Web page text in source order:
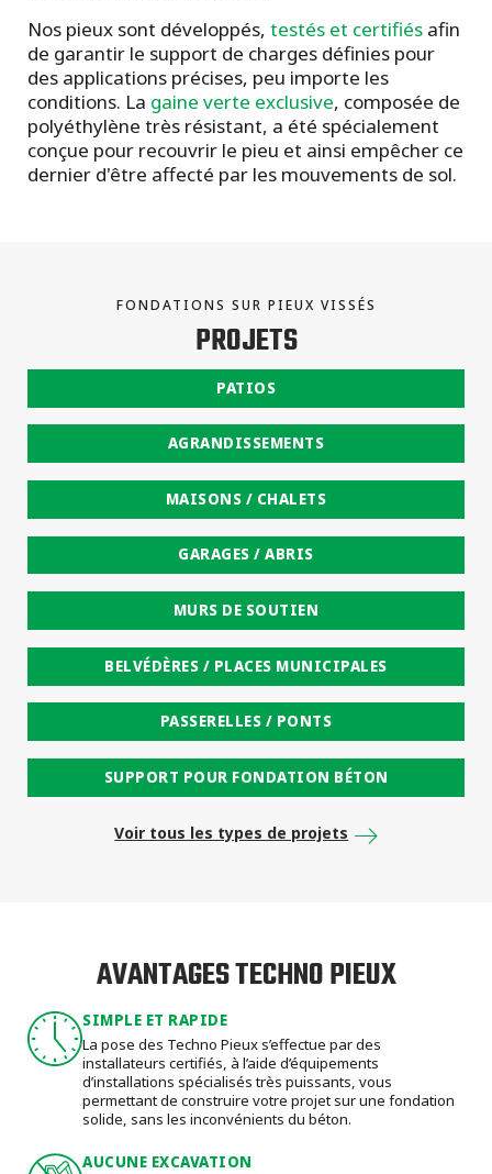
Nos pieux sont développés, testés et certifiés afin
de garantir le support de charges définies pour
des applications précises, peu importe les
conditions. La gaine verte exclusive, composée de
polyéthylène très résistant, a été spécialement
conçue pour recouvrir le pieu et ainsi empêcher ce
dernier d'être affecté par les mouvements de sol.
FONDATIONS SUR PIEUX VISSÉS
PROJETS
PATIOS
AGRANDISSEMENTS
MAISONS / CHALETS
GARAGES / ABRIS
MURS DE SOUTIEN
BELVÉDÈRES / PLACES MUNICIPALES
PASSERELLES / PONTS
SUPPORT POUR FONDATION BÉTON
Voir tous les types de projets
AVANTAGES TECHNO PIEUX
SIMPLE ET RAPIDE
La pose des Techno Pieux s’effectue par des
installateurs certifiés, à l’aide d’équipements
d’installations spécialisés très puissants, vous
permettant de construire votre projet sur une fondation
solide, sans les inconvénients du béton.
AUCUNE EXCAVATION